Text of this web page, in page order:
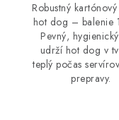
Robustný
hot dog – balenie
Pevný,
udrží hot dog v
teplý počas
prepravy.